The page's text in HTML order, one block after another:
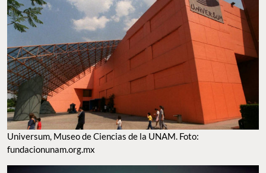
UNIVERSUM, MUSEO DE CIENCIAS DE LA UNAM. FOTO: FUNDACIONUNAM.ORG.MX